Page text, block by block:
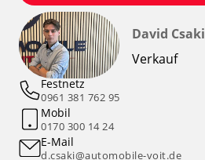
David Csaki
Verkauf
Festnetz
0961 381 762 95
Mobil
0170 300 14 24
E-Mail
d.csaki@automobile-voit.de